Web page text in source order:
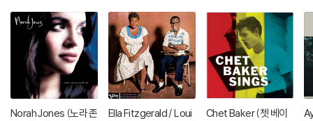
Norah Jones (노라 존
Ella Fitzgerald / Loui
Chet Baker (쳇 베이